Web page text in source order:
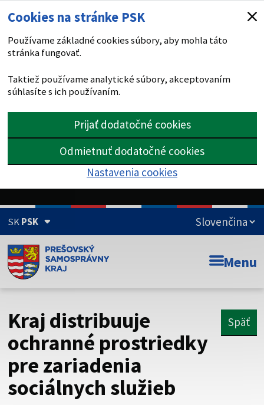
Cookies na stránke PSK
Používame základné cookies súbory, aby mohla táto
stránka fungovať.
Taktiež používame analytické súbory, akceptovaním
súhlasíte s ich používaním.
Prijať dodatočné cookies
Odmietnuť dodatočné cookies
Nastavenia cookies
SKPSK
Doména psk.sk je oficiálna
Toto je oficiálna webová stránka Prešovského
Táto stránka je zabezpečená
Buďte pozorní a vždy sa uistite, že zdieľate informácie iba
cez zabezpečenú webovú stránku. Zabezpečená stránka
vždy začína https:// pred názvom domény webového sídla.
Menu
Kraj distribuuje
ochranné prostriedky
pre zariadenia
sociálnych služieb
Späť